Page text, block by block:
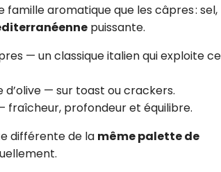
aromatique que les câpres : sel,
puissante.
— un classique italien qui exploite
d’olive — sur toast ou crackers.
fraîcheur, profondeur et équilibre.
différente de la même palette de